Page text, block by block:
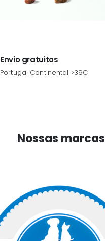
Envio gratuitos
Portugal Continental >39€
Nossas marcas